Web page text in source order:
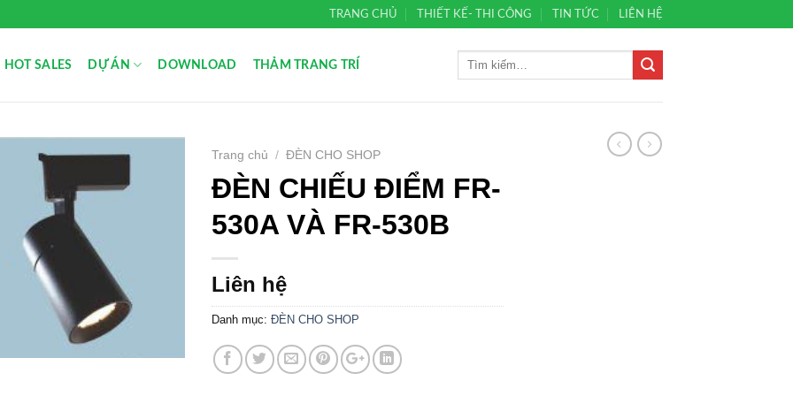
TRANG CHỦ THIẾT KẾ- THI CÔNG TIN TỨC LIÊN HỆ
HOT SALES DỰ ÁN DOWNLOAD THẢM TRANG TRÍ
Trang chủ / ĐÈN CHO SHOP
ĐÈN CHIẾU ĐIỂM FR-
530A VÀ FR-530B
Liên hệ
Danh mục: ĐÈN CHO SHOP